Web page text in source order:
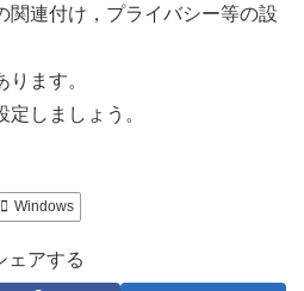
関連付け，プライバシー等の設
ます。
しましょう。
Windows
ェアする